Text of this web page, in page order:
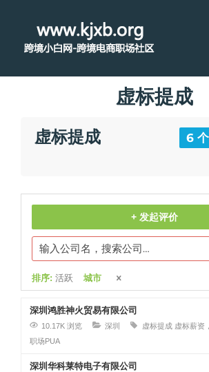
虚标提成
虚标提成 6
+ 发起评价
排序: 活跃 城市
深圳鸿胜神火贸易有限公司
10.17K 浏览 深圳 虚标提成 虚标薪资
职场PUA
深圳华科莱特电子有限公司